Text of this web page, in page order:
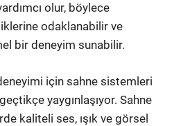
olur, böylece
odaklanabilir ve
bir deneyim sunabilir.
için sahne sistemleri
yaygınlaşıyor. Sahne
kaliteli ses, ışık ve görsel